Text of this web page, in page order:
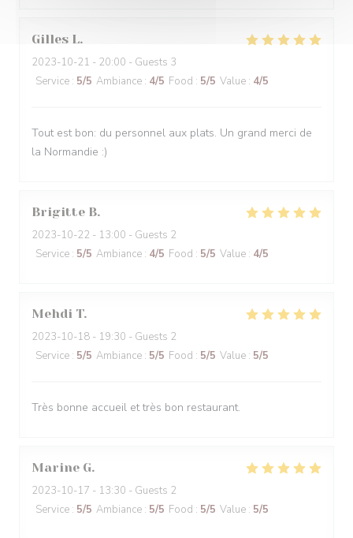
Gilles L
2023-10-21 - 20:00 - Guests 3
Service : 5/5 Ambiance : 4/5 Food : 5/5 Value : 4/5
Tout est bon: du personnel aux plats. Un grand merci de
la Normandie :)
Brigitte B
2023-10-22 - 13:00 - Guests 2
Service : 5/5 Ambiance : 4/5 Food : 5/5 Value : 4/5
Mehdi T
2023-10-18 - 19:30 - Guests 2
Service : 5/5 Ambiance : 5/5 Food : 5/5 Value : 5/5
Très bonne accueil et très bon restaurant.
Marine G
2023-10-17 - 13:30 - Guests 2
Service : 5/5 Ambiance : 5/5 Food : 5/5 Value : 5/5